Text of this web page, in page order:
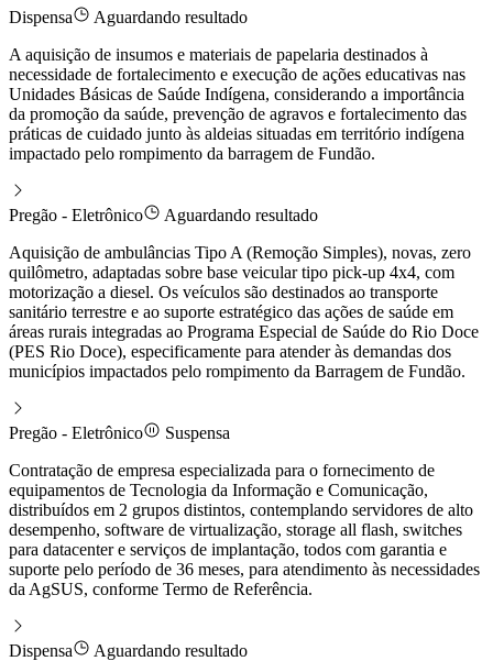
Dispensa
Aguardando resultado
A aquisição de insumos e materiais de papelaria destinados à
necessidade de fortalecimento e execução de ações educativas nas
Unidades Básicas de Saúde Indígena, considerando a importância
da promoção da saúde, prevenção de agravos e fortalecimento das
práticas de cuidado junto às aldeias situadas em território indígena
impactado pelo rompimento da barragem de Fundão.
Pregão - Eletrônico
Aguardando resultado
Aquisição de ambulâncias Tipo A (Remoção Simples), novas, zero
quilômetro, adaptadas sobre base veicular tipo pick-up 4x4, com
motorização a diesel. Os veículos são destinados ao transporte
sanitário terrestre e ao suporte estratégico das ações de saúde em
áreas rurais integradas ao Programa Especial de Saúde do Rio Doce
(PES Rio Doce), especificamente para atender às demandas dos
municípios impactados pelo rompimento da Barragem de Fundão.
Pregão - Eletrônico
Suspensa
Contratação de empresa especializada para o fornecimento de
equipamentos de Tecnologia da Informação e Comunicação,
distribuídos em 2 grupos distintos, contemplando servidores de alto
desempenho, software de virtualização, storage all flash, switches
para datacenter e serviços de implantação, todos com garantia e
suporte pelo período de 36 meses, para atendimento às necessidades
da AgSUS, conforme Termo de Referência.
Dispensa
Aguardando resultado